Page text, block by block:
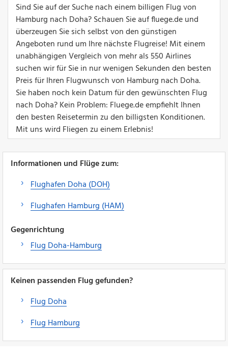
Sind Sie auf der Suche nach einem billigen Flug von
Hamburg nach Doha? Schauen Sie auf fluege.de und
überzeugen Sie sich selbst von den günstigen
Angeboten rund um Ihre nächste Flugreise! Mit einem
unabhängigen Vergleich von mehr als 550 Airlines
suchen wir für Sie in nur wenigen Sekunden den besten
Preis für Ihren Flugwunsch von Hamburg nach Doha.
Sie haben noch kein Datum für den gewünschten Flug
nach Doha? Kein Problem: Fluege.de empfiehlt Ihnen
den besten Reisetermin zu den billigsten Konditionen.
Mit uns wird Fliegen zu einem Erlebnis!
Informationen und Flüge zum:
Flughafen Doha (DOH)
Flughafen Hamburg (HAM)
Gegenrichtung
Flug Doha-Hamburg
Keinen passenden Flug gefunden?
Flug Doha
Flug Hamburg